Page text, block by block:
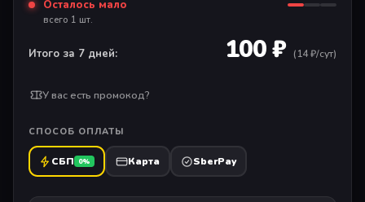
Осталось мало
всего 1 шт.
Итого за 7 дней: 100 ₽ (14₽/сут)
У вас есть промокод?
СПОСОБ ОПЛАТЫ
СБП 0% Карта SberPay